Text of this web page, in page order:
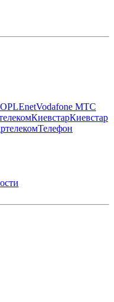
Vodafone MTC
КиевстарКиевстар
Телефон